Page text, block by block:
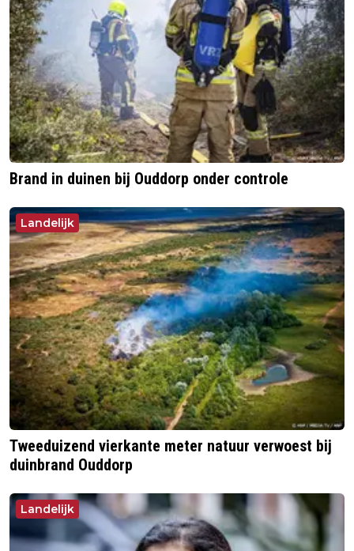
Brand in duinen bij Ouddorp onder controle
Landelijk
Tweeduizend vierkante meter natuur verwoest bij
duinbrand Ouddorp
Landelijk